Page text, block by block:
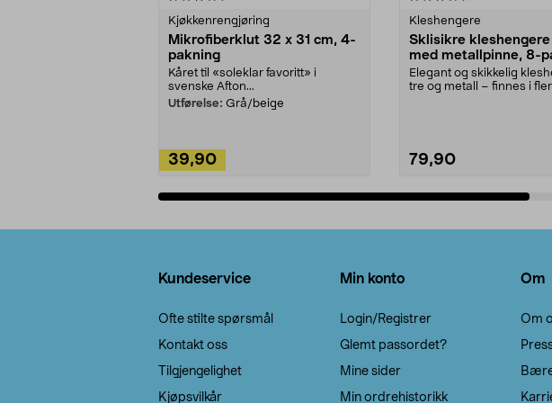
Kjøkkenrengjøring
Mikrofiberklut 32 x 31 cm, 4-
pakning
Kåret til «soleklar favoritt» i
svenske Afton...
Utførelse: Grå/beige
39,90
Kleshengere
Sklisikre
med metallpinne, 8-
Elegant og skikkelig
tre og metall – finnes i
79,90
Kundeservice
Ofte stilte spørsmål
Kontakt oss
Tilgjengelighet
Kjøpsvilkår
Min konto
Login/Registrer
Glemt passordet?
Mine sider
Min ordrehistorikk
Om
Om